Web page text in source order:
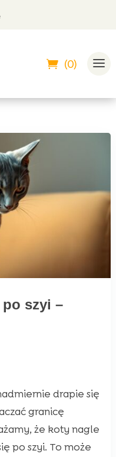
(0)
szyi –
drapie się
granicę
że koty nagle
po szyi. To może